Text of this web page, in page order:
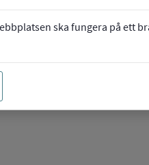
ska fungera på ett